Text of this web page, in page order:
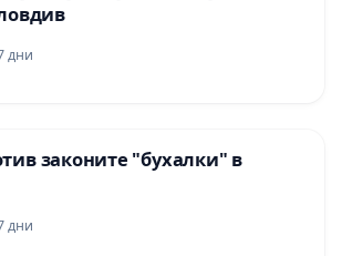
дни
законите "бухалки" в
дни